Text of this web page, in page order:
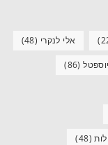
אלי לנקרי (48)
(86)
(48)